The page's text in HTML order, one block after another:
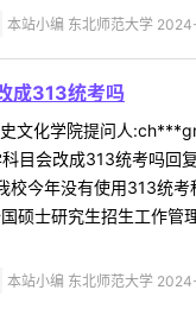
本站小编 东北师范大学
成313统考吗
文化学院提问人
目会改成313统考吗回
校今年没有使用313统
硕士研究生招生工作管
本站小编 东北师范大学